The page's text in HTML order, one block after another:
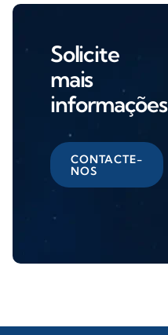
Solicite
mais
informações
CONTACTE-
NOS